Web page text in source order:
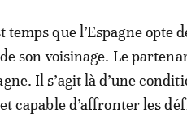
temps que l’Espagne opte
son voisinage. Le
Il s’agit là d’une
capable d’affronter les